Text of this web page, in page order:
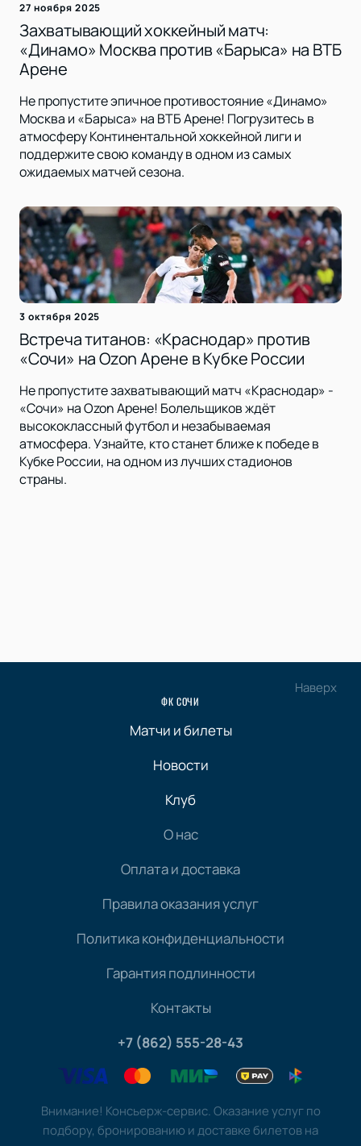
27 ноября 2025
Захватывающий хоккейный матч:
«Динамо» Москва против «Барыса» на ВТБ
Арене
Не пропустите эпичное противостояние «Динамо»
Москва и «Барыса» на ВТБ Арене! Погрузитесь в
атмосферу Континентальной хоккейной лиги и
поддержите свою команду в одном из самых
ожидаемых матчей сезона.
3 октября 2025
Встреча титанов: «Краснодар» против
«Сочи» на Ozon Арене в Кубке России
Не пропустите захватывающий матч «Краснодар» -
«Сочи» на Ozon Арене! Болельщиков ждёт
высококлассный футбол и незабываемая
атмосфера. Узнайте, кто станет ближе к победе в
Кубке России, на одном из лучших стадионов
страны.
Наверх
ФК СОЧИ
Матчи и билеты
Новости
Клуб
О нас
Оплата и доставка
Правила оказания услуг
Политика конфиденциальности
Гарантия подлинности
Контакты
+7 (862) 555-28-43
Внимание! Консьерж-сервис. Оказание услуг по
подбору, бронированию и доставке билетов на